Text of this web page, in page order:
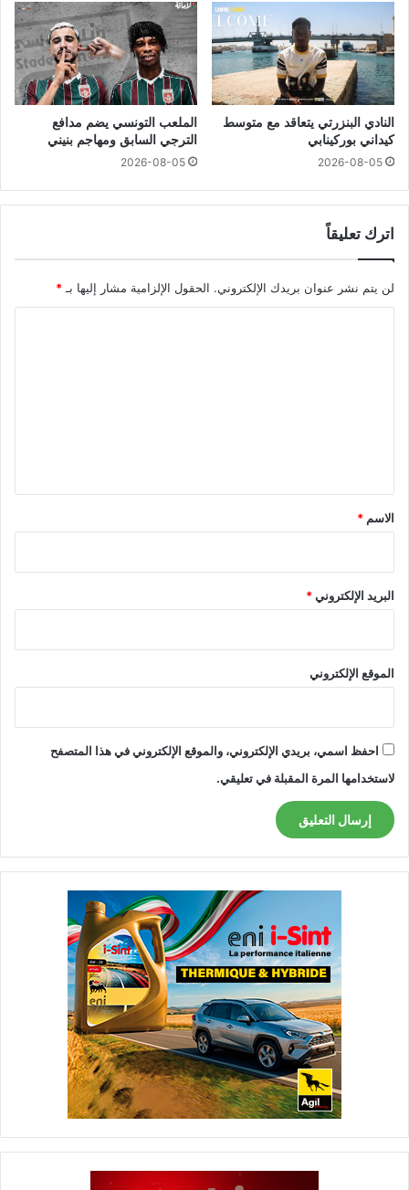
النادي البنزرتي يتعاقد مع متوسط
كيداني بوركينابي
2026-08-05
الملعب التونسي يضم مدافع
الترجي السابق ومهاجم بنيني
2026-08-05
اترك تعليقاً
لن يتم نشر عنوان بريدك الإلكتروني. الحقول الإلزامية مشار إليها بـ *
*
الاسم *
البريد الإلكتروني*
الموقع الإلكتروني
احفظ اسمي، بريدي الإلكتروني، والموقع الإلكتروني في هذا المتصفح
لاستخدامها المرة المقبلة في تعليقي.